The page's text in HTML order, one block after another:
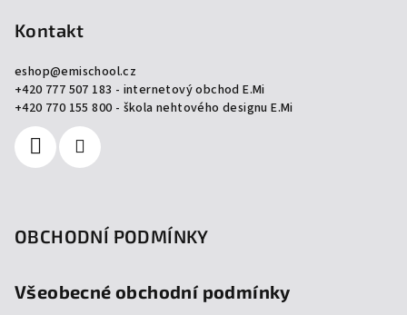
Kontakt
eshop@emischool.cz
+420 777 507 183 - internetový obchod E.Mi
+420 770 155 800 - škola nehtového designu E.Mi
OBCHODNÍ PODMÍNKY
Všeobecné obchodní podmínky